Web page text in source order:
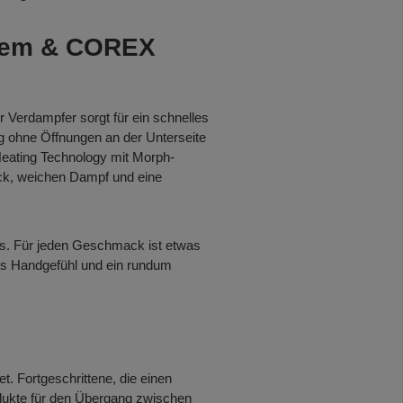
& COREX
sorgt für ein schnelles
ohne Öffnungen an der Unterseite
Technology mit Morph-
weichen Dampf und eine
Für jeden Geschmack ist etwas
Handgefühl und ein rundum
Fortgeschrittene, die einen
für den Übergang zwischen